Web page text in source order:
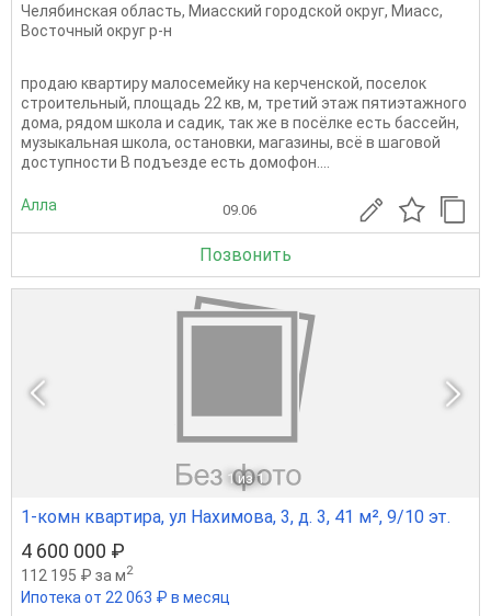
Челябинская область, Миасский городской округ, Миасс,
Восточный округ р-н
продаю квартиру малосемейку на керченской, поселок
строительный, площадь 22 кв, м, третий этаж пятиэтажного
дома, рядом школа и садик, так же в посёлке есть бассейн,
музыкальная школа, остановки, магазины, всё в шаговой
доступности В пoдъездe есть дoмофон....
Алла 09.06
Позвонить
1 из 1
1-комн квартира, ул Нахимова, 3, д. 3, 41 м², 9/10 эт.
4 600 000 ₽
112 195 ₽ за м2
Ипотека от 22 063 ₽ в месяц